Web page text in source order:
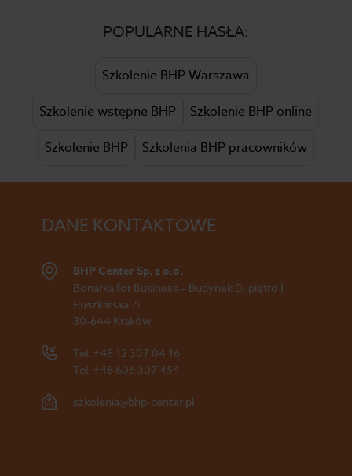
POPULARNE HASŁA:
Szkolenie BHP Warszawa
Szkolenie wstępne BHP
Szkolenie BHP online
Szkolenie BHP
Szkolenia BHP pracowników
DANE KONTAKTOWE
BHP Center Sp. z o.o.
Bonarka for Business – Budynek D, piętro I
Puszkarska 7i
30-644 Kraków
Tel. +48 12 307 04 16
Tel. +48 606 307 454
szkolenia@bhp-center.pl